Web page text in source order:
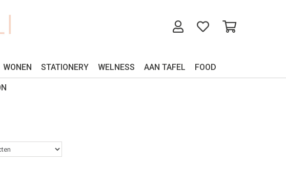
WONEN STATIONERY WELNESS AAN TAFEL FOOD